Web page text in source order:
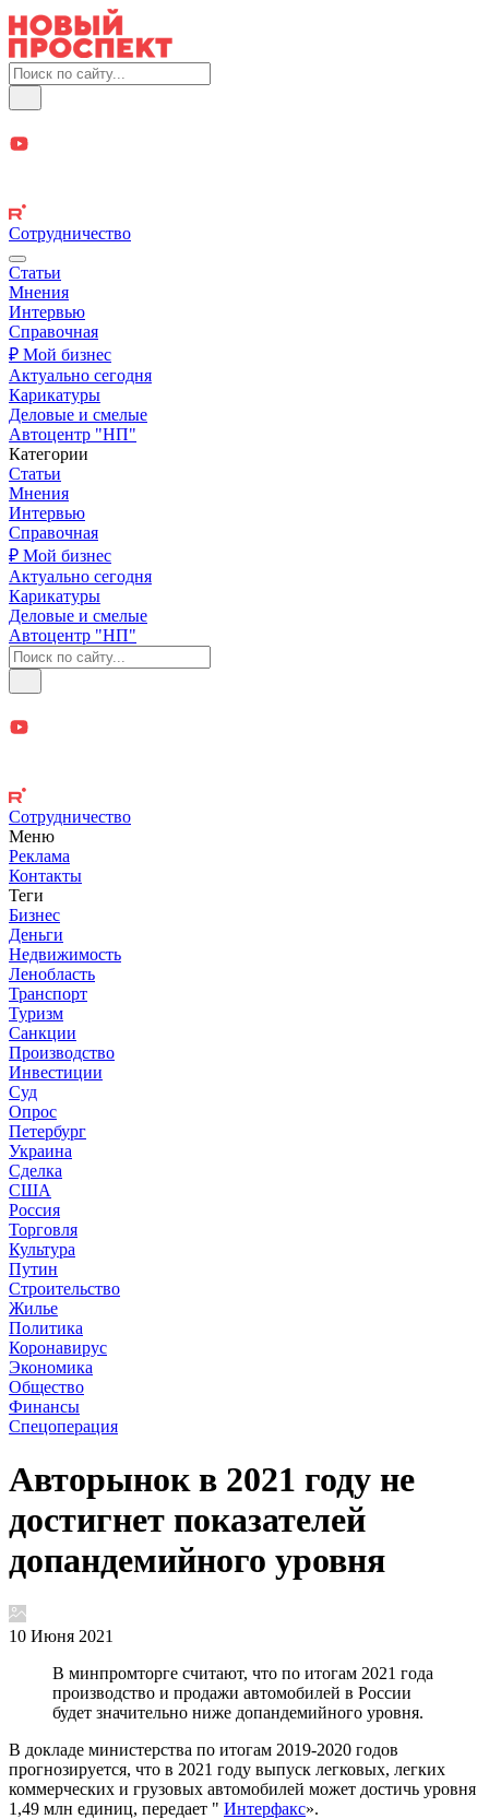
Сотрудничество
Статьи
Мнения
Интервью
Справочная
₽ Мой бизнес
Актуально сегодня
Карикатуры
Деловые и смелые
Автоцентр "НП"
Категории
Статьи
Мнения
Интервью
Справочная
₽ Мой бизнес
Актуально сегодня
Карикатуры
Деловые и смелые
Автоцентр "НП"
Сотрудничество
Меню
Реклама
Контакты
Теги
Бизнес
Деньги
Недвижимость
Ленобласть
Транспорт
Туризм
Санкции
Производство
Инвестиции
Суд
Опрос
Петербург
Украина
Сделка
США
Россия
Торговля
Культура
Путин
Строительство
Жилье
Политика
Коронавирус
Экономика
Общество
Финансы
Спецоперация
Авторынок в 2021 году не
достигнет показателей
допандемийного уровня
10 Июня 2021
В минпромторге считают, что по итогам 2021 года
производство и продажи автомобилей в России
будет значительно ниже допандемийного уровня.
В докладе министерства по итогам 2019-2020 годов
прогнозируется, что в 2021 году выпуск легковых, легких
коммерческих и грузовых автомобилей может достичь уровня
1,49 млн единиц, передает " Интерфакс».